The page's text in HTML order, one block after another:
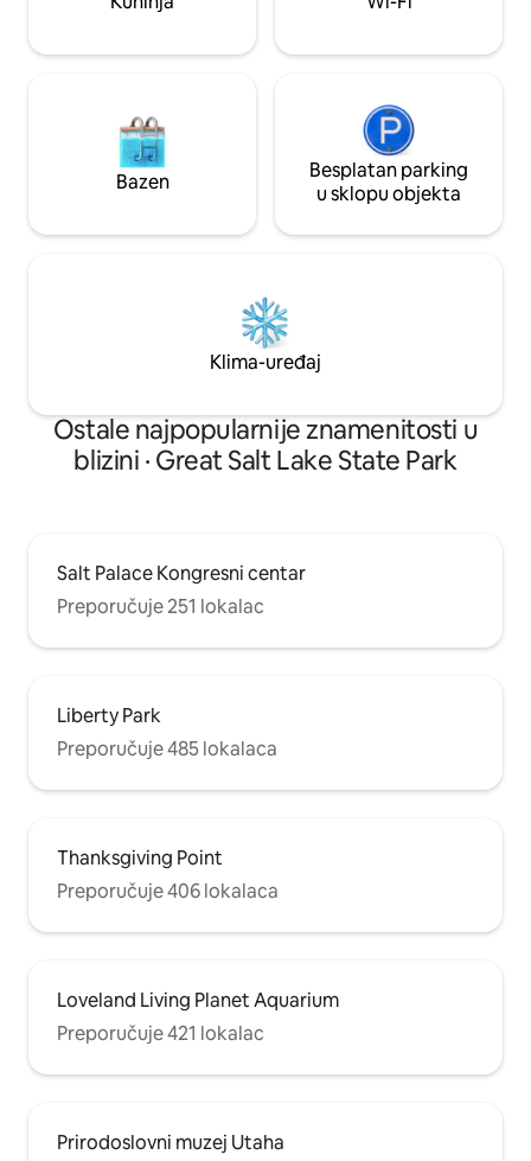
Bazen
Besplatan parking
u sklopu objekta
Klima-uređaj
Ostale najpopularnije znamenitosti u
blizini · Great Salt Lake State Park
Salt Palace Kongresni centar
Preporučuje 251 lokalac
Liberty Park
Preporučuje 485 lokalaca
Thanksgiving Point
Preporučuje 406 lokalaca
Loveland Living Planet Aquarium
Preporučuje 421 lokalac
Prirodoslovni muzej Utaha